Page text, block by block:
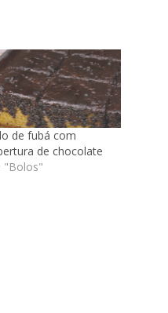
de fubá com
de chocolate
"Bolos"